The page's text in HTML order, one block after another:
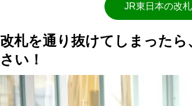
JR東日本の改
改札を通り抜けてしまった
さい！